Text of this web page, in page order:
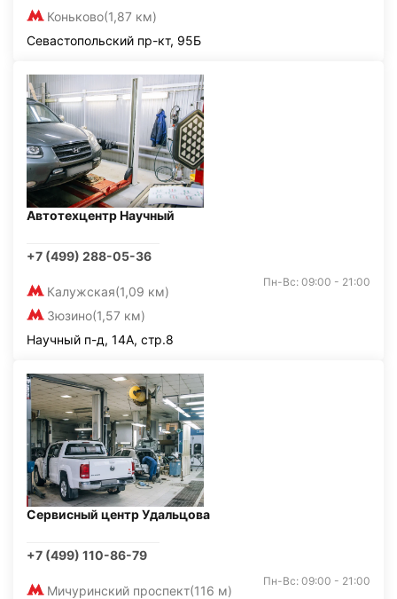
Коньково(1,87 км)
Севастопольский пр-кт, 95Б
Автотехцентр Научный
+7 (499) 288-05-36
Калужская(1,09 км)
Зюзино(1,57 км)
Пн-Вс: 09:00 - 21:00
Научный п-д, 14А, стр.8
Сервисный центр Удальцова
+7 (499) 110-86-79
Мичуринский проспект(116 м)
Пн-Вс: 09:00 - 21:00